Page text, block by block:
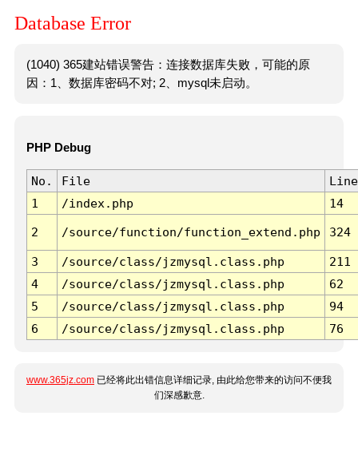
Database Error
(1040) 365建站错误警告：连接数据库失败，可能的原
因：1、数据库密码不对; 2、mysql未启动。
PHP Debug
No. File
Line
1
/index.php 14
2 /source/function/function_extend.php 324
3 /source/class/jzmysql.class.php
211
4
/source/class/jzmysql.class.php
62
5
/source/class/jzmysql.class.php
94
6
/source/class/jzmysql.class.php 76
www.365jz.com 已经将此出错信息详细记录, 由此给您带来的访问不便我
们深感歉意.